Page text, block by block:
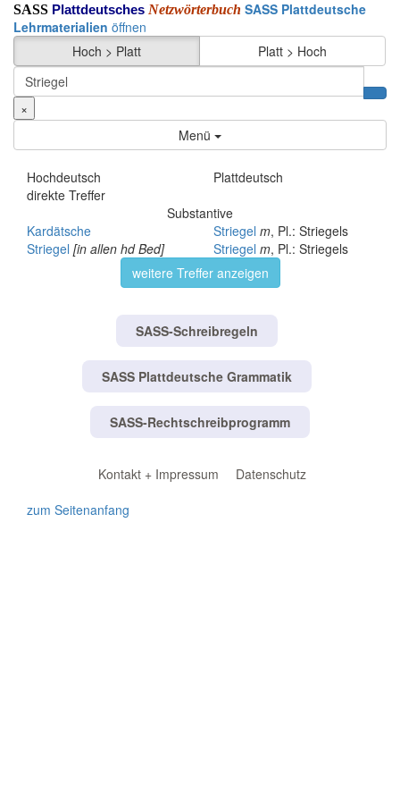
SASS Plattdeutsches Netzwörterbuch SASS Plattdeutsche
Lehrmaterialien öffnen
Hoch > Platt
Platt > Hoch
×
Menü
Hochdeutsch
Plattdeutsch
direkte Treffer
Substantive
Kardätsche
Striegel m, Pl.: Striegels
Striegel [in allen hd Bed] Striegel m, Pl.: Striegels
weitere Treffer anzeigen
SASS-Schreibregeln
SASS Plattdeutsche Grammatik
SASS-Rechtschreibprogramm
Kontakt + Impressum
Datenschutz
zum Seitenanfang